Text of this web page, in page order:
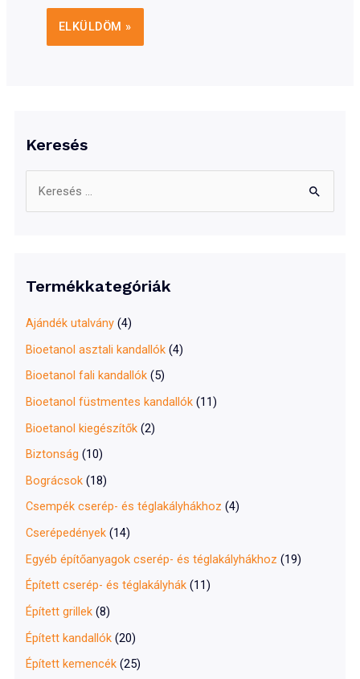
Keresés
f
o
r
Termékkategóriák
Ajándék utalvány (4)
Bioetanol asztali kandallók (4)
Bioetanol fali kandallók (5)
Bioetanol füstmentes kandallók (11)
Bioetanol kiegészítők (2)
Biztonság (10)
Bográcsok (18)
Csempék cserép- és téglakályhákhoz (4)
Cserépedények (14)
Egyéb építőanyagok cserép- és téglakályhákhoz (19)
Épített cserép- és téglakályhák (11)
Épített grillek (8)
Épített kandallók (20)
Épített kemencék (25)